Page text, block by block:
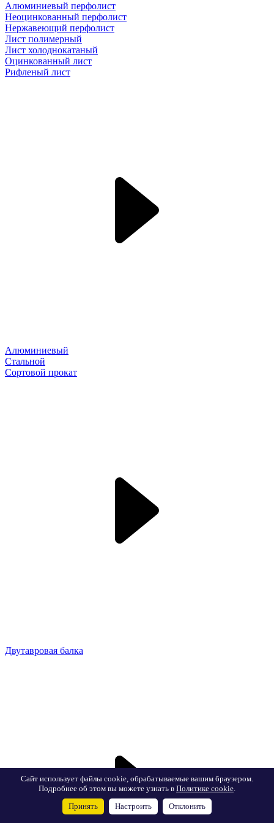
Алюминиевый перфолист
Неоцинкованный перфолист
Нержавеющий перфолист
Лист полимерный
Лист холоднокатаный
Оцинкованный лист
Рифленый лист
Алюминиевый
Стальной
Сортовой прокат
Двутавровая балка
Сайт использует файлы cookie, обрабатываемые вашим браузером.
Подробнее об этом вы можете узнать в Политике cookie.
Принять Настроить Отклонить